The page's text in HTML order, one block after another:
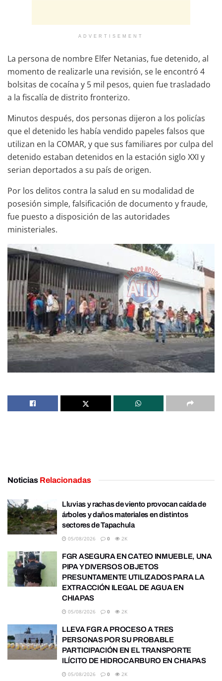
ADVERTISEMENT
La persona de nombre Elfer Netanias, fue detenido, al
momento de realizarle una revisión, se le encontró 4
bolsitas de cocaína y 5 mil pesos, quien fue trasladado
a la fiscalía de distrito fronterizo.
Minutos después, dos personas dijeron a los policías
que el detenido les había vendido papeles falsos que
utilizan en la COMAR, y que sus familiares por culpa del
detenido estaban detenidos en la estación siglo XXI y
serian deportados a su país de origen.
Por los delitos contra la salud en su modalidad de
posesión simple, falsificación de documento y fraude,
fue puesto a disposición de las autoridades
ministeriales.
Noticias Relacionadas
Lluvias y rachas de viento provocan caída de
árboles y daños materiales en distintos
sectores de Tapachula
05/08/2026 0 2K
FGR ASEGURA EN CATEO INMUEBLE, UNA
PIPA Y DIVERSOS OBJETOS
PRESUNTAMENTE UTILIZADOS PARA LA
EXTRACCIÓN ILEGAL DE AGUA EN
CHIAPAS
05/08/2026 0 2K
LLEVA FGR A PROCESO A TRES
PERSONAS POR SU PROBABLE
PARTICIPACIÓN EN EL TRANSPORTE
ILÍCITO DE HIDROCARBURO EN CHIAPAS
05/08/2026 0 2K